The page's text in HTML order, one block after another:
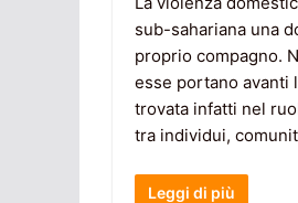
sub-sahariana una
proprio compagno.
esse portano avanti
trovata infatti nel
tra individui,
Leggi di più